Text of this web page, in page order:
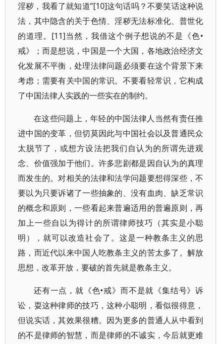
淫秽，我看了就知道”[10]这句话吗？不要笑话这种说
法，其中隐含的关于色情、淫秽无法标准化、普世化
的道理。[11]当然，我借这个例子想说的不是《色•
戒》；而是想说，中国是一个大国，各地政治经济文
化发展不平衡，处理法律问题必须要在这个背景下来
考虑；需要有关中国的常识。不要看轻常识，它构成
了中国法律人实践的一些实在的制约。
在这些问题上，年轻的中国法律人当然有责任推
进中国的变革，但切莫因此与中国社会以及普通民众
太脱节了，或想方设法把我们自认为的所谓先进观
念、价值强加于他们。许多悲剧都是因自认为的真理
而发生的。对相关的法律和法学问题要想得深些，不
要以为只要诉诸了一些抽象的、没有血肉、缺乏常识
的概念和原则，一些看起来普遍适用的普遍原则，再
加上一些自以为得计的所谓律师技巧（其实是小聪
明），就可以改造社会了。这是一种教条主义的思
路，而近代以来中国人吃教条主义的苦太多了。解放
思想，改革开放，要破的首先就是教条主义。
还有一点，就《色•戒》而不是就《集结号》诉
讼，耍这种律师的技巧，这种小聪明，看似很得意，
但说实话，其效果很糟。因为更多的普通人从中看到
的不是律师的智慧，而是律师的不诚实，今后就更难